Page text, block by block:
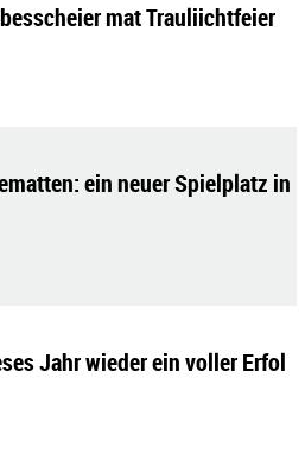
mat Trauliichtfeier
ein neuer Spielplatz in
Jahr wieder ein voller Erfol